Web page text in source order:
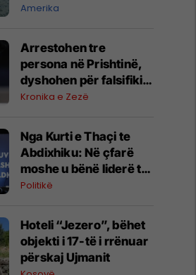
amerikane
Amerika
Arrestohen tre
persona në Prishtinë,
dyshohen për falsifikim
dokumentesh dhe
Kronika e Zezë
Nga Kurti e Thaçi te
Abdixhiku: Në çfarë
moshe u bënë liderë të
partive kryesore
Politikë
Hoteli “Jezero”, bëhet
objekti i 17-të i rrënuar
përskaj Ujmanit